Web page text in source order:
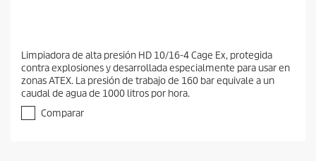
Limpiadora de alta presión HD 10/16-4 Cage Ex, protegida
contra explosiones y desarrollada especialmente para usar en
zonas ATEX. La presión de trabajo de 160 bar equivale a un
caudal de agua de 1000 litros por hora.
Comparar